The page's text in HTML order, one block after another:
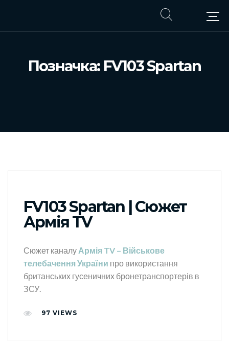
Позначка: FV103 Spartan
FV103 Spartan | Сюжет
Армія TV
Сюжет каналу Армія TV – Військове
телебачення України про використання
британських гусеничних бронетранспортерів в
ЗСУ.
97 VIEWS